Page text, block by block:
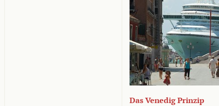
Das Venedig Prinzip